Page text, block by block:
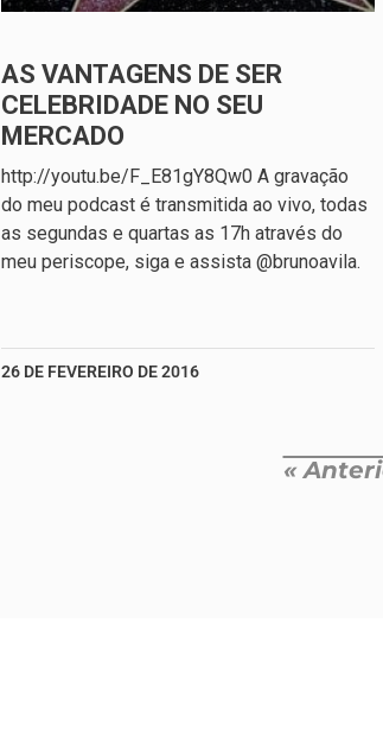
AS VANTAGENS DE SER
CELEBRIDADE NO SEU
MERCADO
http://youtu.be/F_E81gY8Qw0 A gravação
do meu podcast é transmitida ao vivo, todas
as segundas e quartas as 17h através do
meu periscope, siga e assista @brunoavila.
26 DE FEVEREIRO DE 2016
«